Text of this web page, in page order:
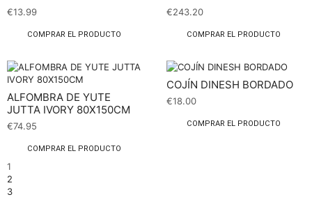
€13.99
COMPRAR EL PRODUCTO
€243.20
COMPRAR EL PRODUCTO
ALFOMBRA DE YUTE
JUTTA IVORY 80X150CM
€74.95
COMPRAR EL PRODUCTO
COJÍN DINESH BORDADO
€18.00
COMPRAR EL PRODUCTO
1
2
3